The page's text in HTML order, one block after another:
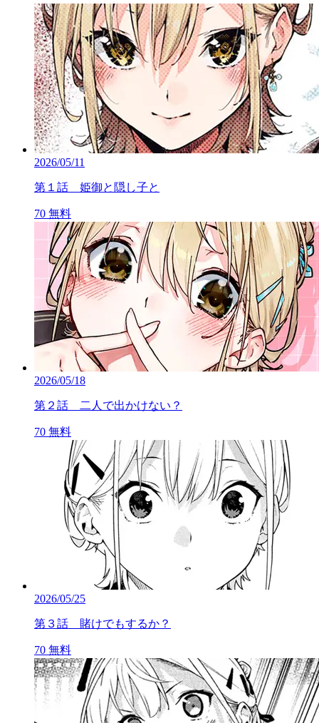
2026/05/11
第１話 姫御と隠し子と
70 無料
2026/05/18
第２話 二人で出かけない？
70 無料
2026/05/25
第３話 賭けでもするか？
70 無料